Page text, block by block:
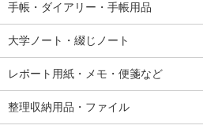
手帳・ダイアリー・手帳用品
大学ノート・綴じノート
レポート用紙・メモ・便箋など
整理収納用品・ファイル